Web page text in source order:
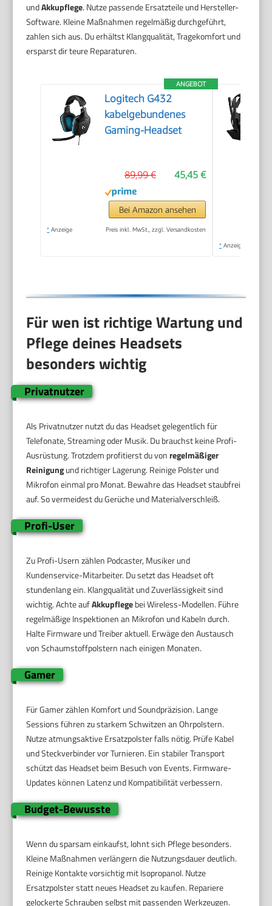
undAkkupflege. Nutze passende Ersatzteile und Hersteller-
Software. Kleine Maßnahmen regelmäßig durchgeführt,
zahlen sich aus. Du erhältst Klangqualität, Tragekomfort und
ersparst dir teure Reparaturen.
ANGEBOT
Logitech G432
kabelgebundenes
Gaming-Headset
45,45 €
89,99 €
Bei Amazon ansehen
* Anzeige Preis inkl. MwSt., zzgl. Versandkosten
* Anzeige
Für wen ist richtige Wartung und
Pflege deines Headsets
besonders wichtig
Privatnutzer
Als Privatnutzer nutzt du das Headset gelegentlich für
Telefonate, Streaming oder Musik. Du brauchst keine Profi-
Ausrüstung. Trotzdem profitierst du vonregelmäßiger
Reinigungund richtiger Lagerung. Reinige Polster und
Mikrofon einmal pro Monat. Bewahre das Headset staubfrei
auf. So vermeidest du Gerüche und Materialverschleiß.
Profi-User
Zu Profi-Usern zählen Podcaster, Musiker und
Kundenservice-Mitarbeiter. Du setzt das Headset oft
stundenlang ein. Klangqualität und Zuverlässigkeit sind
wichtig. Achte aufAkkupflegebei Wireless-Modellen. Führe
regelmäßige Inspektionen an Mikrofon und Kabeln durch.
Halte Firmware und Treiber aktuell. Erwäge den Austausch
von Schaumstoffpolstern nach einigen Monaten.
Gamer
Für Gamer zählen Komfort und Soundpräzision. Lange
Sessions führen zu starkem Schwitzen an Ohrpolstern.
Nutze atmungsaktive Ersatzpolster falls nötig. Prüfe Kabel
und Steckverbinder vor Turnieren. Ein stabiler Transport
schützt das Headset beim Besuch von Events. Firmware-
Updates können Latenz und Kompatibilität verbessern.
Budget-Bewusste
Wenn du sparsam einkaufst, lohnt sich Pflege besonders.
Kleine Maßnahmen verlängern die Nutzungsdauer deutlich.
Reinige Kontakte vorsichtig mit Isopropanol. Nutze
Ersatzpolster statt neues Headset zu kaufen. Repariere
gelockerte Schrauben selbst mit passenden Werkzeugen.